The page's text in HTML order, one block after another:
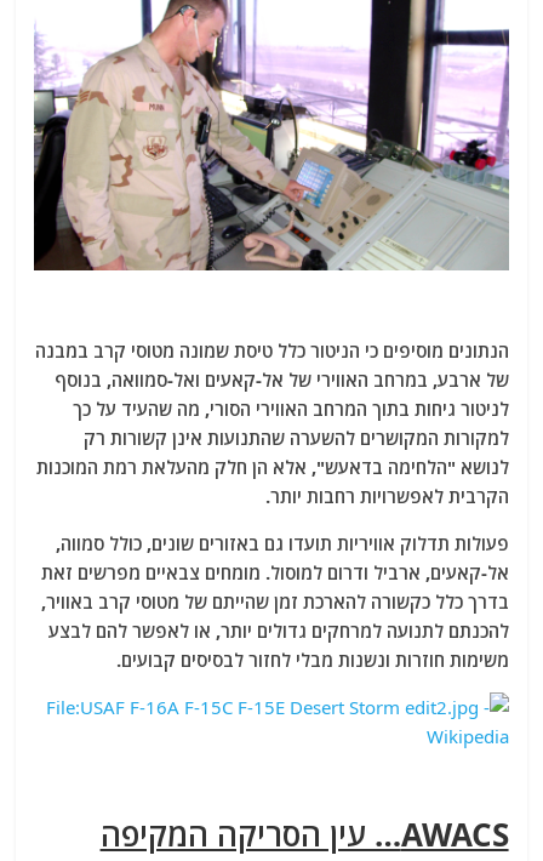
הנתונים מוסיפים כי הניטור כלל טיסת שמונה מטוסי קרב במבנה
של ארבע, במרחב האווירי של אל-קאעים ואל-סמוואה, בנוסף
לניטור גיחות בתוך המרחב האווירי הסורי, מה שהעיד על כך
למקורות המקושרים להשערה שהתנועות אינן קשורות רק
לנושא "הלחימה בדאעש", אלא הן חלק מהעלאת רמת המוכנות
הקרבית לאפשרויות רחבות יותר.
פעולות תדלוק אוויריות תועדו גם באזורים שונים, כולל סמווה,
אל-קאעים, ארביל ודרום למוסול. מומחים צבאיים מפרשים זאת
בדרך כלל כקשורה להארכת זמן שהייתם של מטוסי קרב באוויר,
להכנתם לתנועה למרחקים גדולים יותר, או לאפשר להם לבצע
משימות חוזרות ונשנות מבלי לחזור לבסיסים קבועים.
AWACS… עין הסריקה המקיפה